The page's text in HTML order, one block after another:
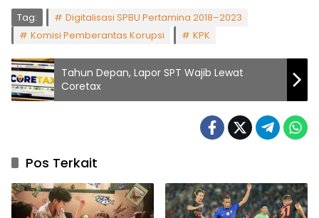
Tag:
Digitalisasi SPBU Pertamina 2018–2023
Komisi Pemberantas Korupsi
KPK
Tahun Depan, Lapor SPT Wajib Lewat
Coretax
Pos Terkait